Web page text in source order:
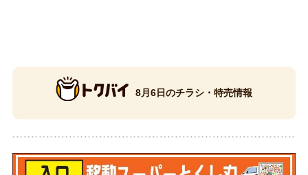
8月6日のチラシ・特売情報